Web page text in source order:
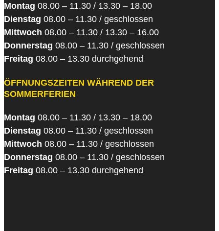
Montag 08.00 – 11.30 / 13.30 – 18.00
Dienstag 08.00 – 11.30 / geschlossen
Mittwoch 08.00 – 11.30 / 13.30 – 16.00
Donnerstag 08.00 – 11.30 / geschlossen
Freitag 08.00 – 13.30 durchgehend
ÖFFNUNGSZEITEN WÄHREND DER
SOMMERFERIEN
Montag 08.00 – 11.30 / 13.30 – 18.00
Dienstag 08.00 – 11.30 / geschlossen
Mittwoch 08.00 – 11.30 / geschlossen
Donnerstag 08.00 – 11.30 / geschlossen
Freitag 08.00 – 13.30 durchgehend